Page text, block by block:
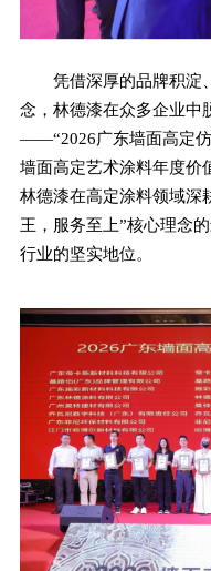
凭借深厚的品牌积淀
念，林德漆在众多企业中
——“2026广东墙面高定仿
墙面高定艺术涂料年度价
林德漆在高定涂料领域深
王，服务至上”核心理念
行业的坚实地位。